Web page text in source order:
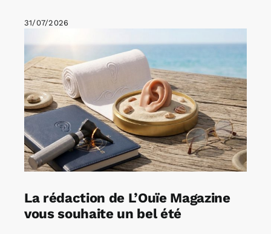
31/07/2026
La rédaction de L’Ouïe Magazine
vous souhaite un bel été